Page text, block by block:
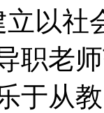
以社
职老
于从